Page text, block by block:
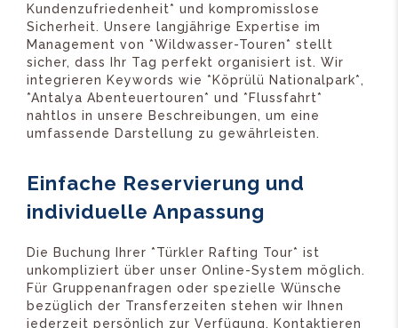
Kundenzufriedenheit* und kompromisslose
Sicherheit. Unsere langjährige Expertise im
Management von *Wildwasser-Touren* stellt
sicher, dass Ihr Tag perfekt organisiert ist. Wir
integrieren Keywords wie *Köprülü Nationalpark*,
*Antalya Abenteuertouren* und *Flussfahrt*
nahtlos in unsere Beschreibungen, um eine
umfassende Darstellung zu gewährleisten.
Einfache Reservierung und
individuelle Anpassung
Die Buchung Ihrer *Türkler Rafting Tour* ist
unkompliziert über unser Online-System möglich.
Für Gruppenanfragen oder spezielle Wünsche
bezüglich der Transferzeiten stehen wir Ihnen
jederzeit persönlich zur Verfügung. Kontaktieren